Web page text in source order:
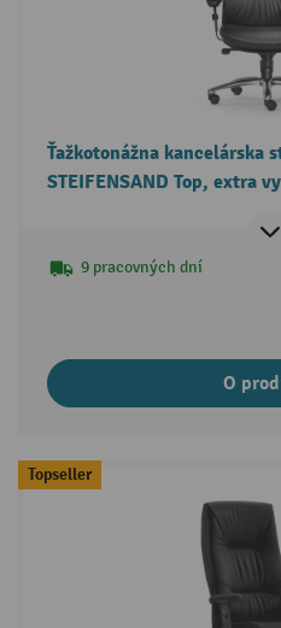
Ťažkotonážna kancelárska
STEIFENSAND Top, extra
9 pracovných dní
O
Topseller